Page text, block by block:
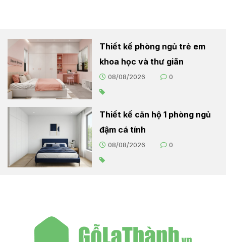
Thiết kế phòng ngủ trẻ em
khoa học và thư giãn
08/08/2026 0
Thiết kế căn hộ 1 phòng ngủ
đậm cá tính
08/08/2026 0